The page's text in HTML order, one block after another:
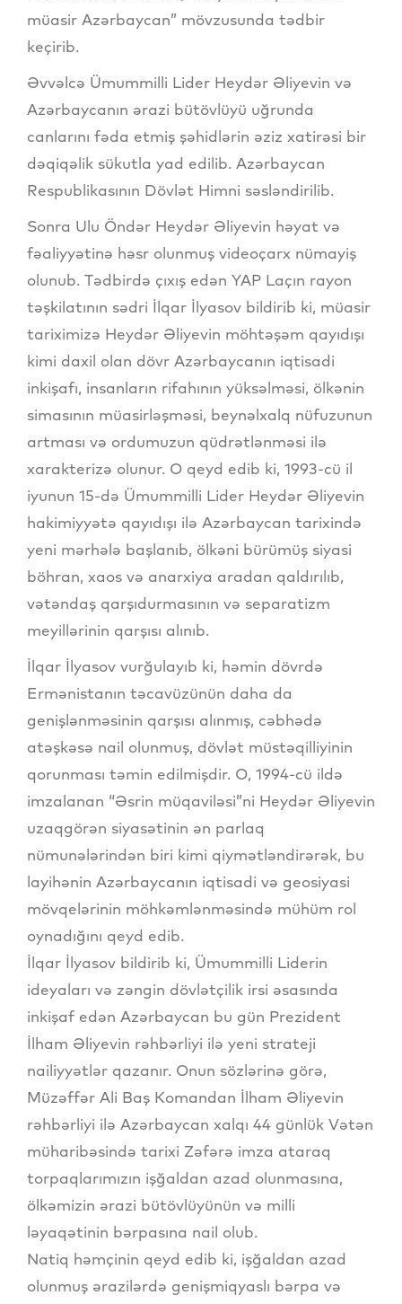
müasir Azərbaycan” mövzusunda tədbir
keçirib.
Əvvəlcə Ümummilli Lider Heydər Əliyevin və
Azərbaycanın ərazi bütövlüyü uğrunda
canlarını fəda etmiş şəhidlərin əziz xatirəsi bir
dəqiqəlik sükutla yad edilib. Azərbaycan
Respublikasının Dövlət Himni səsləndirilib.
Sonra Ulu Öndər Heydər Əliyevin həyat və
fəaliyyətinə həsr olunmuş videoçarx nümayiş
olunub. Tədbirdə çıxış edən YAP Laçın rayon
təşkilatının sədri İlqar İlyasov bildirib ki, müasir
tariximizə Heydər Əliyevin möhtəşəm qayıdışı
kimi daxil olan dövr Azərbaycanın iqtisadi
inkişafı, insanların rifahının yüksəlməsi, ölkənin
simasının müasirləşməsi, beynəlxalq nüfuzunun
artması və ordumuzun qüdrətlənməsi ilə
xarakterizə olunur. O qeyd edib ki, 1993-cü il
iyunun 15-də Ümummilli Lider Heydər Əliyevin
hakimiyyətə qayıdışı ilə Azərbaycan tarixində
yeni mərhələ başlanıb, ölkəni bürümüş siyasi
böhran, xaos və anarxiya aradan qaldırılıb,
vətəndaş qarşıdurmasının və separatizm
meyillərinin qarşısı alınıb.
İlqar İlyasov vurğulayıb ki, həmin dövrdə
Ermənistanın təcavüzünün daha da
genişlənməsinin qarşısı alınmış, cəbhədə
atəşkəsə nail olunmuş, dövlət müstəqilliyinin
qorunması təmin edilmişdir. O, 1994-cü ildə
imzalanan “Əsrin müqaviləsi”ni Heydər Əliyevin
uzaqgörən siyasətinin ən parlaq
nümunələrindən biri kimi qiymətləndirərək, bu
layihənin Azərbaycanın iqtisadi və geosiyasi
mövqelərinin möhkəmlənməsində mühüm rol
oynadığını qeyd edib.
İlqar İlyasov bildirib ki, Ümummilli Liderin
ideyaları və zəngin dövlətçilik irsi əsasında
inkişaf edən Azərbaycan bu gün Prezident
İlham Əliyevin rəhbərliyi ilə yeni strateji
nailiyyətlər qazanır. Onun sözlərinə görə,
Müzəffər Ali Baş Komandan İlham Əliyevin
rəhbərliyi ilə Azərbaycan xalqı 44 günlük Vətən
müharibəsində tarixi Zəfərə imza ataraq
torpaqlarımızın işğaldan azad olunmasına,
ölkəmizin ərazi bütövlüyünün və milli
ləyaqətinin bərpasına nail olub.
Natiq həmçinin qeyd edib ki, işğaldan azad
olunmuş ərazilərdə genişmiqyaslı bərpa və